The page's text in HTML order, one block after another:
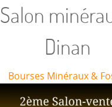
Salon
Dinan
Bourses Minéraux &